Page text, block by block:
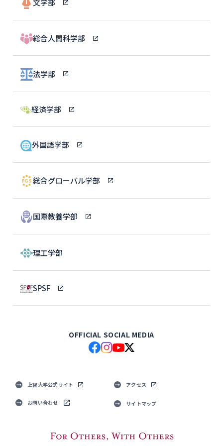
文学部
総合人間科学部
法学部
経済学部
外国語学部
総合グローバル学部
国際教養学部
理工学部
SPSF
OFFICIAL SOCIAL MEDIA
上智大学公式サイト アクセス
お問い合わせ サイトマップ